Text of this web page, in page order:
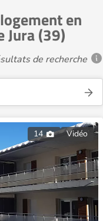
en
Jura (39)
de recherche
14 Vidéo